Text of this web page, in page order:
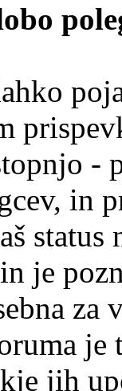
-
in
status
je
za
je
jih